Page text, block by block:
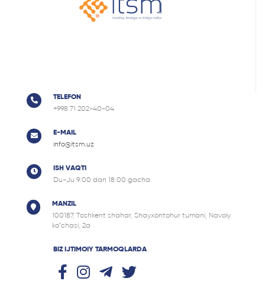
TELEFON
+998 71 202-40-04
E-MAIL
info@itsm.uz
ISH VAQTI
Du-Ju 9:00 dan 18:00 gacha
MANZIL
100187, Tоshkent shahar, Shayxontohur tumani, Navoiy
ko‘chasi, 2a
BIZ IJTIMOIY TARMOQLARDA